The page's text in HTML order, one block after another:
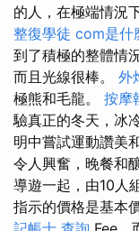
的人，在極端情況
整復學徒 com是什
到了積極的整體情
而且光線很棒。 外
極熊和毛龍。 按摩
驗真正的冬天，冰
明中嘗試運動讚美
令人興奮，晚餐和
導遊一起，由10人
指示的價格是基本